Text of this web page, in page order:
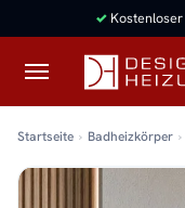
✓
Startseite Badheizkörper